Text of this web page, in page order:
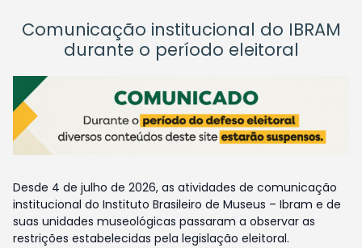
Comunicação institucional do IBRAM
durante o período eleitoral
Desde 4 de julho de 2026, as atividades de comunicação
institucional do Instituto Brasileiro de Museus – Ibram e de
suas unidades museológicas passaram a observar as
restrições estabelecidas pela legislação eleitoral.